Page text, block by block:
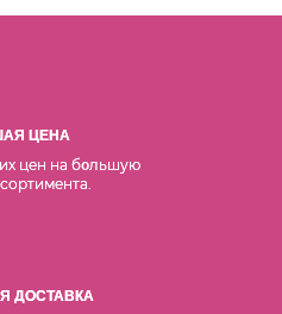
ЦЕНА
цен на большую
ДОСТАВКА